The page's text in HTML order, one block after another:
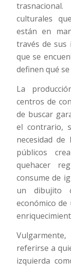
culturales
están en
través de sus
que se
definen qué
La
centros de
de buscar
el contrario,
necesidad
públicos
quehacer
consume de
un dibujito
económico
referirse a
izquierda